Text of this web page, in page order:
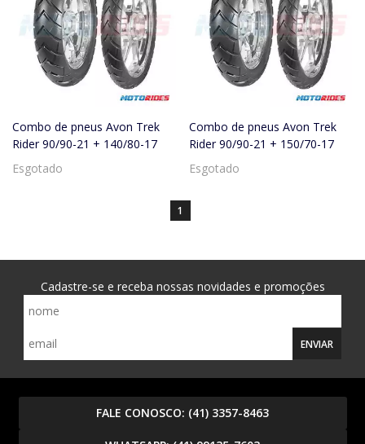
Combo de pneus Avon Trek
Rider 90/90-21 + 140/80-17
Esgotado
Combo de pneus Avon Trek
Rider 90/90-21 + 150/70-17
Esgotado
1
Cadastre-se e receba nossas novidades e promoções
ENVIAR
FALE CONOSCO: (41) 3357-8463